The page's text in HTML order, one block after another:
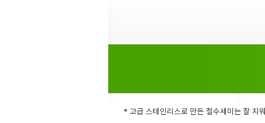
* 고급 스테인리스로 만든 철수세미는 잘 지